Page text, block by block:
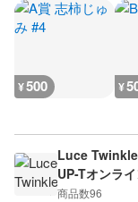
¥500 ¥
Luce
UP-Tオンラ
商品数96